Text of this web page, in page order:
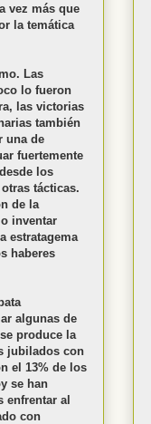
vez más que
la temática
Las
lo fueron
las victorias
también
una de
fuertemente
los
tácticas.
de la
inventar
estratagema
haberes
algunas de
produce la
jubilados con
el 13% de los
se han
enfrentar al
con